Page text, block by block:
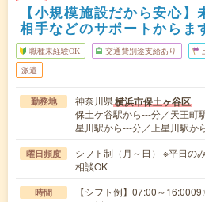
【小規模施設だから安心
相手などのサポートからま
職種未経験OK 交通費別途支給あり
派遣
勤務地 神奈川県横浜市保土ヶ谷区
保土ケ谷駅から---分／天王町
星川駅から---分／上星川駅か
曜日頻度
シフト制（月～日） ※平日の
相談OK
時間
【シフト例】07:00～